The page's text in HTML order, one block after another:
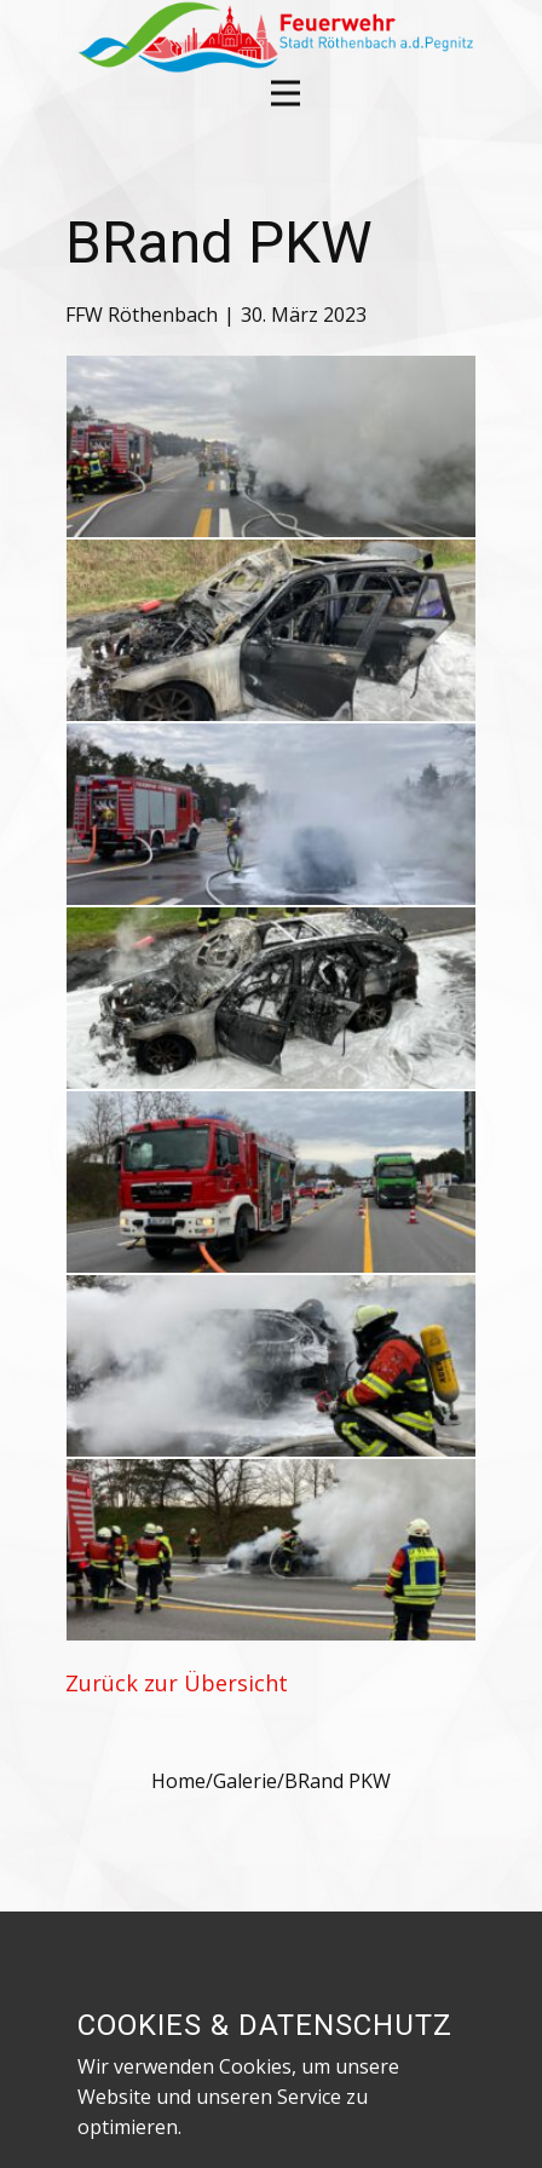
BRand PKW
FFW Röthenbach 30. März 2023
Zurück zur Übersicht
Home/Galerie/BRand PKW
Datenschutzerklärung & Impressum
COOKIES & DATENSCHUTZ
Wir verwenden Cookies, um unsere
Website und unseren Service zu
optimieren.